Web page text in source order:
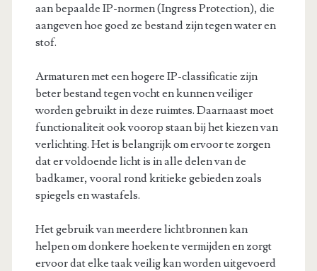
aan bepaalde IP-normen (Ingress Protection), die
aangeven hoe goed ze bestand zijn tegen water en
stof.
Armaturen met een hogere IP-classificatie zijn
beter bestand tegen vocht en kunnen veiliger
worden gebruikt in deze ruimtes. Daarnaast moet
functionaliteit ook voorop staan bij het kiezen van
verlichting. Het is belangrijk om ervoor te zorgen
dat er voldoende licht is in alle delen van de
badkamer, vooral rond kritieke gebieden zoals
spiegels en wastafels.
Het gebruik van meerdere lichtbronnen kan
helpen om donkere hoeken te vermijden en zorgt
ervoor dat elke taak veilig kan worden uitgevoerd